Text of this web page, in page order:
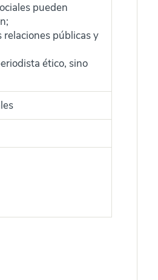
pueden
relaciones públicas y
ético, sino